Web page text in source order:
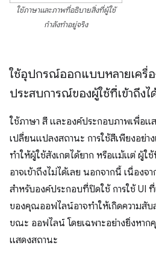
ใช้ภาษาและภาพที่อธิบายสิ่งที่ผู้ใช้
กำลังทำอยู่จริง
ใช้อุปกรณ์ออกแบบหลายเครื่อ
ประสบการณ์ของผู้ใช้ที่เข้าถึงไ
ใช้ภาษา สี และองค์ประกอบภาพเพื่อแ
เปลี่ยนแปลงสถานะ การใช้สีเพียงอย่า
ทำให้ผู้ใช้สังเกตได้ยาก หรือแม้แต่ ผู้ใ
อาจเข้าถึงไม่ได้เลย นอกจากนี้ เนื่องจ
สำหรับองค์ประกอบที่ปิดใช้ การใช้ UI
ของคุณออฟไลน์อาจทำให้เกิดความสั
ขณะ ออฟไลน์ โดยเฉพาะอย่างยิ่งหาก
แสดงสถานะ